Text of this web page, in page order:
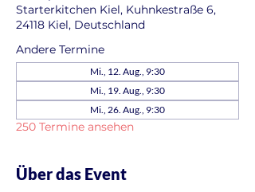
Starterkitchen Kiel, Kuhnkestraße 6,
24118 Kiel, Deutschland
Andere Termine
Mi., 12. Aug., 9:30
Mi., 19. Aug., 9:30
Mi., 26. Aug., 9:30
250 Termine ansehen
Über das Event